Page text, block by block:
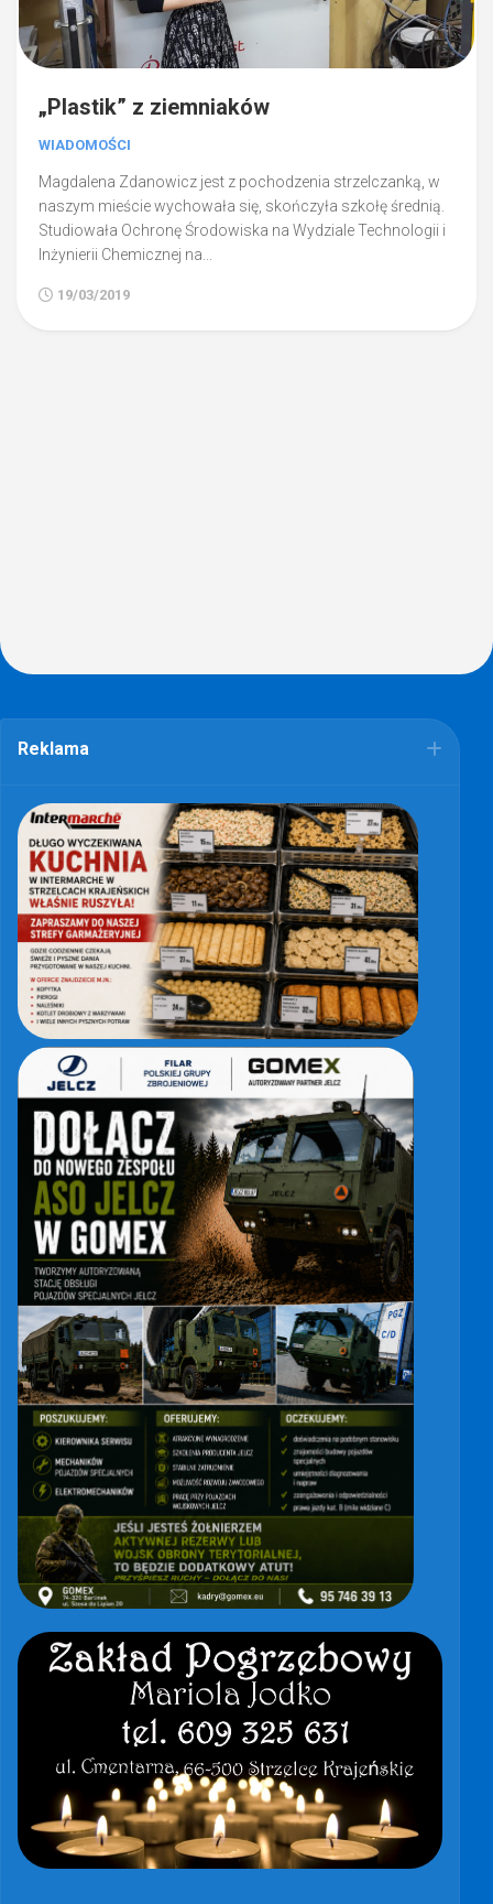
„Plastik” z ziemniaków
WIADOMOŚCI
Magdalena Zdanowicz jest z pochodzenia strzelczanką, w
naszym mieście wychowała się, skończyła szkołę średnią.
Studiowała Ochronę Środowiska na Wydziale Technologii i
Inżynierii Chemicznej na...
19/03/2019
Reklama